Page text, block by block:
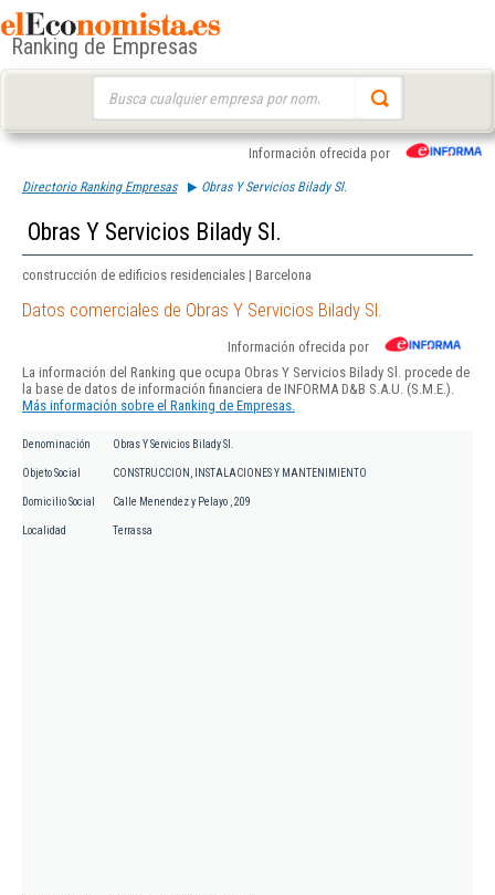
Ranking de Empresas
Información ofrecida por
Directorio Ranking Empresas Obras Y Servicios Bilady Sl.
Obras Y Servicios Bilady Sl.
construcción de edificios residenciales | Barcelona
Datos comerciales de Obras Y Servicios Bilady Sl.
Información ofrecida por
La información del Ranking que ocupa Obras Y Servicios Bilady Sl. procede de
la base de datos de información financiera de INFORMA D&B S.A.U. (S.M.E.).
Más información sobre el Ranking de Empresas.
Denominación Obras Y Servicios Bilady Sl.
Objeto Social CONSTRUCCION, INSTALACIONES Y MANTENIMIENTO
Domicilio Social Calle Menendez y Pelayo , 209
Localidad Terrassa